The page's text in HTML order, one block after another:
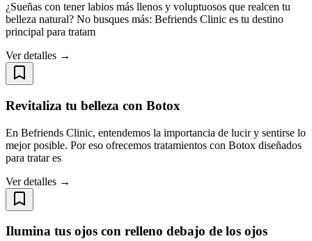
¿Sueñas con tener labios más llenos y voluptuosos que realcen tu
belleza natural? No busques más: Befriends Clinic es tu destino
principal para tratam
Ver detalles →
Revitaliza tu belleza con Botox
En Befriends Clinic, entendemos la importancia de lucir y sentirse lo
mejor posible. Por eso ofrecemos tratamientos con Botox diseñados
para tratar es
Ver detalles →
Ilumina tus ojos con relleno debajo de los ojos